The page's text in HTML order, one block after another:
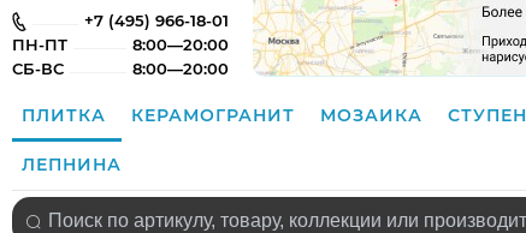
+7 (495) 966-18-01
ПН-ПТ
8:00—20:00
СБ-ВС
8:00—20:00
ПЛИТКА КЕРАМОГРАНИТ МОЗАИКА
ЛЕПНИНА